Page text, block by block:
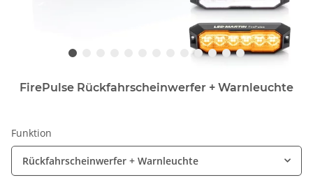
FirePulse Rückfahrscheinwerfer + Warnleuchte
Funktion
Rückfahrscheinwerfer + Warnleuchte